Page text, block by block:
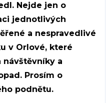
Nejde jen o
jednotlivých
a nespravedlivé
v Orlové, které
návštěvníky a
Prosím o
podnětu.